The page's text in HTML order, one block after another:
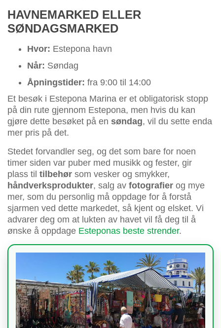
HAVNEMARKED ELLER
SØNDAGSMARKED
Hvor: Estepona havn
Når: Søndag
Åpningstider: fra 9:00 til 14:00
Et besøk i Estepona Marina er et obligatorisk stopp
på din rute gjennom Estepona, men hvis du kan
gjøre dette besøket på en søndag, vil du sette enda
mer pris på det.
Stedet forvandler seg, og det som bare for noen
timer siden var puber med musikk og fester, gir
plass til tilbehør som vesker og smykker,
håndverksprodukter, salg av fotografier og mye
mer, som du personlig må oppdage for å forstå
sjarmen ved dette markedet, så kjent og elsket. Vi
advarer deg om at lukten av havet vil få deg til å
ønske å oppdage Esteponas beste strender.